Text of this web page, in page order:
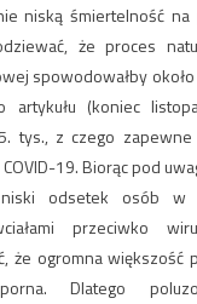
niską śmiertelność
że proces
spowodowałby
artykułu (koniec
tys., z czego
19. Biorąc pod
niski odsetek osób w
przeciwko
że ogromna większość
Dlatego